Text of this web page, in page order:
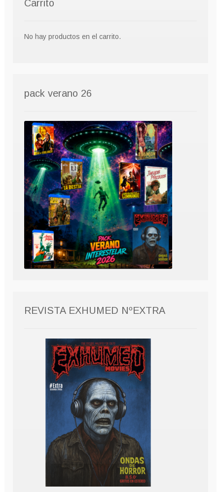
Carrito
No hay productos en el carrito.
pack verano 26
REVISTA EXHUMED NºEXTRA